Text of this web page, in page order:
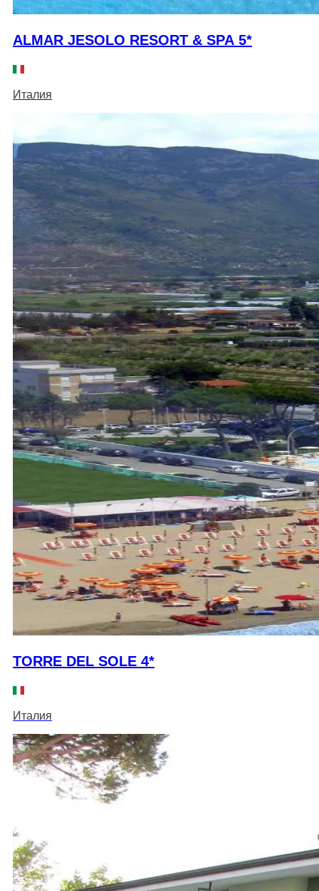
ALMAR JESOLO RESORT & SPA 5*
Италия
TORRE DEL SOLE 4*
Италия